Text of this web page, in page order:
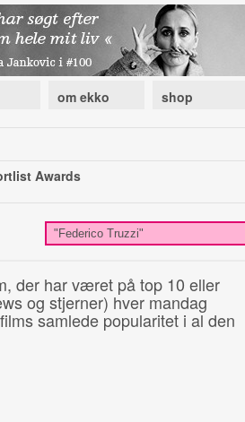
om ekko shop
Awards
der har været på top 10 eller
og stjerner) hver mandag
samlede popularitet i al den